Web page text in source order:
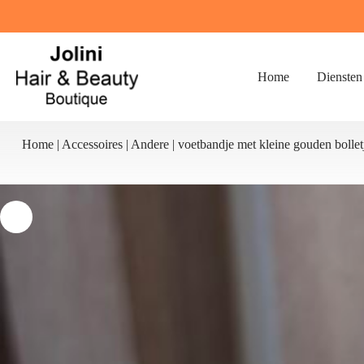
de
Home
Diensten
Home | Accessoires | Andere | voetbandje met kleine gouden